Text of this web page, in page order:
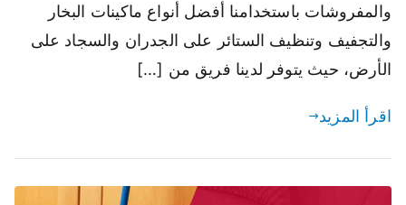
والمفروشات باستخدامنا أفضل أنواع ماكينات البخار
والتجفيف وتنظيف الستائر على الجدران والسجاد على
الأرض، حيث يتوفر لدينا فريق من […]
اقرأ المزيد